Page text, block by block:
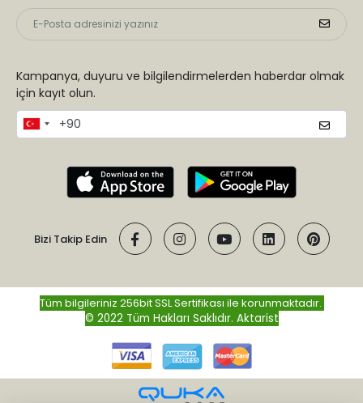
Kampanya, duyuru ve bilgilendirmelerden haberdar olmak
için kayıt olun.
Bizi Takip Edin
Tüm bilgileriniz 256bit SSL Sertifikası ile korunmaktadır.
© 2022 Tüm Hakları Saklıdır. Aktarist